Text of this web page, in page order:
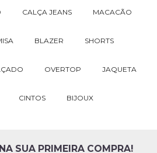
CALÇA JEANS MACACÃO
BLAZER SHORTS
OVERTOP JAQUETA
CINTOS BIJOUX
SUA PRIMEIRA COMPRA!